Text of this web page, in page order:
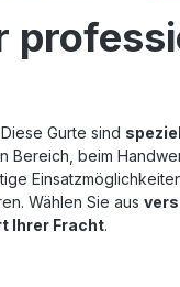
Gurte sind
Bereich, beim
Wählen Sie aus
Ihrer Fracht.